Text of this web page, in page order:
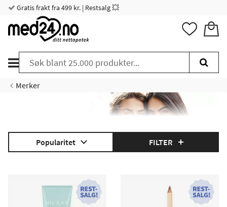
Gratis frakt fra 499 kr. | Restsalg 💥
Merker
Popularitet FILTER